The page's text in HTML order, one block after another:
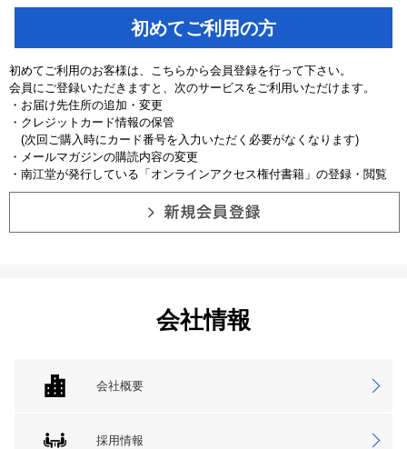
初めてご利用の方
初めてご利用のお客様は、こちらから会員登録を行って下さい。
会員にご登録いただきますと、次のサービスをご利用いただけます。
・お届け先住所の追加・変更
・クレジットカード情報の保管
(次回ご購入時にカード番号を入力いただく必要がなくなります)
・メールマガジンの購読内容の変更
・南江堂が発行している「オンラインアクセス権付書籍」の登録・閲覧
会社情報
会社概要
採用情報